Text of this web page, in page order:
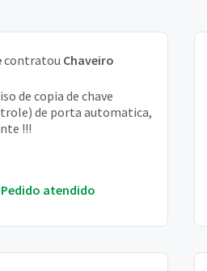
contratou Chaveiro
de copia de chave
de porta automatica,
!!!
Pedido atendido